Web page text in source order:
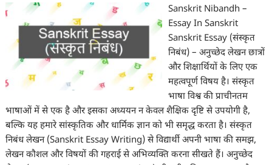
Sanskrit Nibandh –
Essay In Sanskrit
Sanskrit Essay (संस्कृत
निबंध) – अनुच्छेद लेखन छात्रों
और शिक्षार्थियों के लिए एक
महत्वपूर्ण विषय है। संस्कृत
भाषा विश्व की प्राचीनतम
भाषाओं में से एक है और इसका अध्ययन न केवल शैक्षिक दृष्टि से उपयोगी है,
बल्कि यह हमारे सांस्कृतिक और धार्मिक ज्ञान को भी समृद्ध करता है। संस्कृत
निबंध लेखन (Sanskrit Essay Writing) से विद्यार्थी अपनी भाषा की समझ,
लेखन कौशल और विषयों की गहराई से अभिव्यक्ति करना सीखते हैं। अनुच्छेद